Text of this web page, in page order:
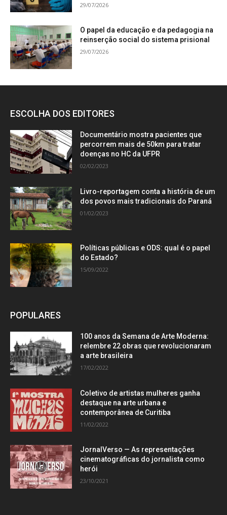
29/07/2026
O papel da educação e da pedagogia na
reinserção social do sistema prisional
29/07/2026
ESCOLHA DOS EDITORES
Documentário mostra pacientes que
percorrem mais de 50km para tratar
doenças no HC da UFPR
02/02/2023
Livro-reportagem conta a história de um
dos povos mais tradicionais do Paraná
01/02/2023
Políticas públicas e ODS: qual é o papel
do Estado?
15/09/2022
POPULARES
100 anos da Semana de Arte Moderna:
relembre 22 obras que revolucionaram
a arte brasileira
17/02/2022
Coletivo de artistas mulheres ganha
destaque na arte urbana e
contemporânea de Curitiba
11/02/2022
JornalVerso — As representações
cinematográficas do jornalista como
herói
23/10/2021